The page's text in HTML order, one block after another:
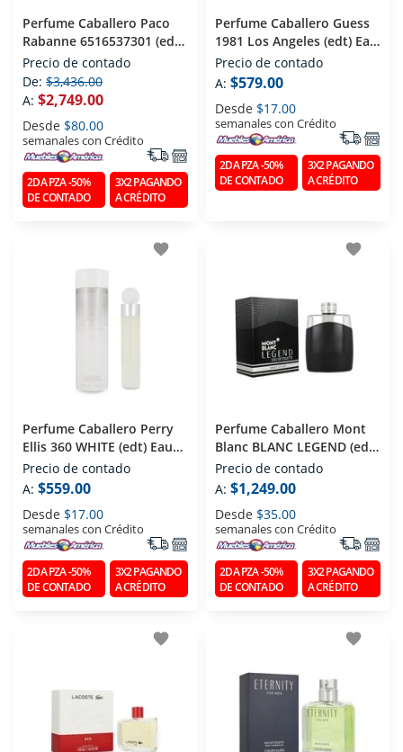
Perfume Caballero Paco
Rabanne 6516537301 (edt)
Eau De Toilette 200 Ml
Precio de contado
De: $3,436.00
A: $2,749.00
Desde $80.00
semanales con Crédito
2DA PZA -50%
DE CONTADO
3X2 PAGANDO
A CRÉDITO
Perfume Caballero Guess
1981 Los Angeles (edt) Eau
De Toilette 100 Ml
Precio de contado
A: $579.00
Desde $17.00
semanales con Crédito
2DA PZA -50%
DE CONTADO
3X2 PAGANDO
A CRÉDITO
favorite
Perfume Caballero Perry
Ellis 360 WHITE (edt) Eau
De Toilette 100 Ml
Precio de contado
A: $559.00
Desde $17.00
semanales con Crédito
2DA PZA -50%
DE CONTADO
3X2 PAGANDO
A CRÉDITO
favorite
Perfume Caballero Mont
Blanc BLANC LEGEND (edt)
Eau De Toilette 100 Ml
Precio de contado
A: $1,249.00
Desde $35.00
semanales con Crédito
2DA PZA -50%
DE CONTADO
3X2 PAGANDO
A CRÉDITO
favorite favorite